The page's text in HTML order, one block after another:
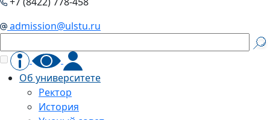
admission@ulstu.ru
Об университете
Ректор
История